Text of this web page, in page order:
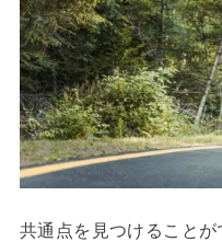
共通点を見つけること